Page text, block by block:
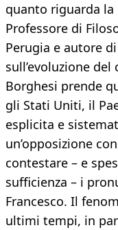
quanto riguarda la
Professore di
Perugia e autore
sull’evoluzione
Borghesi prende
gli Stati Uniti, il
esplicita e
un’opposizione
contestare – e
sufficienza – i
Francesco. Il
ultimi tempi, in